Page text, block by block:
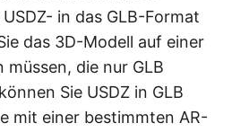
in das GLB-Format
das 3D-Modell auf einer
die nur GLB
Sie USDZ in GLB
mit einer bestimmten AR-